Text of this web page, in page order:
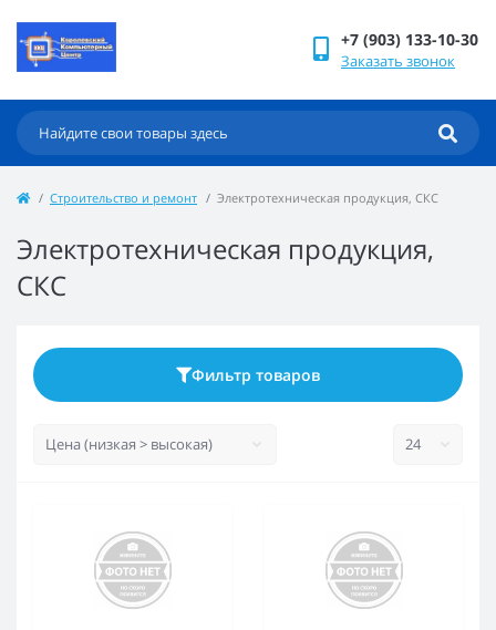
+7 (903) 133-10-30
Заказать звонок
Строительство и ремонт Электротехническая продукция, СКС
Электротехническая продукция,
СКС
Фильтр товаров